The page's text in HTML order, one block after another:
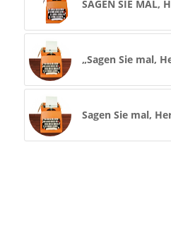
SAGEN SIE MAL,
„Sagen Sie mal,
Sagen Sie mal,